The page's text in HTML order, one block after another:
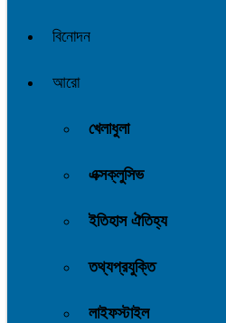
বিনোদন
আরো
খেলাধুলা
এক্সক্লুসিভ
ইতিহাস ঐতিহ্য
তথ্যপ্রযুক্তি
লাইফস্টাইল